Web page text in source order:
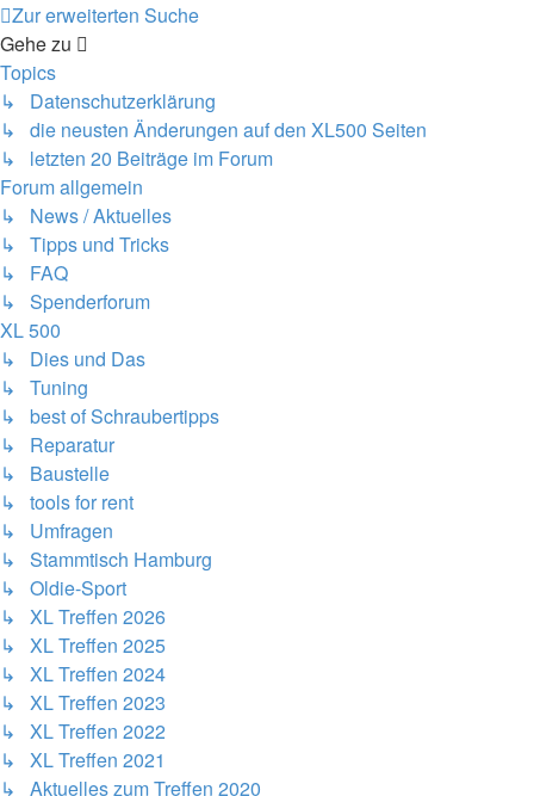
Zur erweiterten Suche
Gehe zu
Topics
↳ Datenschutzerklärung
↳ die neusten Änderungen auf den XL500 Seiten
↳ letzten 20 Beiträge im Forum
Forum allgemein
↳ News / Aktuelles
↳ Tipps und Tricks
↳ FAQ
↳ Spenderforum
XL 500
↳ Dies und Das
↳ Tuning
↳ best of Schraubertipps
↳ Reparatur
↳ Baustelle
↳ tools for rent
↳ Umfragen
↳ Stammtisch Hamburg
↳ Oldie-Sport
↳ XL Treffen 2026
↳ XL Treffen 2025
↳ XL Treffen 2024
↳ XL Treffen 2023
↳ XL Treffen 2022
↳ XL Treffen 2021
↳ Aktuelles zum Treffen 2020